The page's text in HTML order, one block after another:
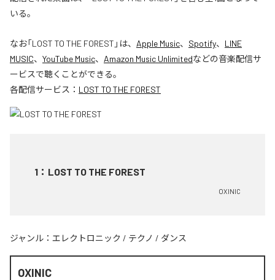
いる。
なお「LOST TO THE FOREST 」は、 Apple Music、 Spotify、 LINE
MUSIC、 YouTube Music、 Amazon Music Unlimitedなどの音楽配信サ
ービスで聴くことができる。
各配信サービス： LOST TO THE FOREST
1 ： LOST TO THE FOREST
OXINIC
ジャンル： エレクトロニック / テクノ / ダンス
OXINIC